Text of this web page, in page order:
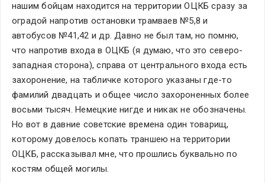
нашим бойцам находится на территории ОЦКБ сразу за
оградой напротив остановки трамваев №5,8 и
автобусов №41,42 и др. Давно не был там, но помню,
что напротив входа в ОЦКБ (я думаю, что это северо-
западная сторона), справа от центрального входа есть
захоронение, на табличке которого указаны где-то
фамилий двадцать и общее число захороненных более
восьми тысяч. Немецкие нигде и никак не обозначены.
Но вот в давние советские времена один товарищ,
которому довелось копать траншею на территории
ОЦКБ, рассказывал мне, что прошлись буквально по
костям общей могилы.